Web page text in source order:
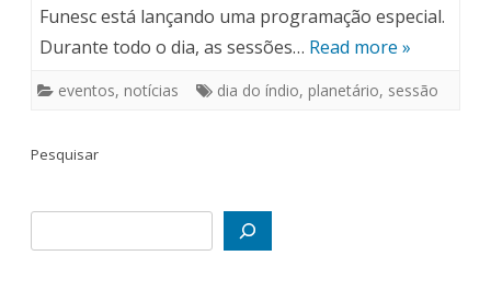
Funesc está lançando uma programação especial.
Durante todo o dia, as sessões… Read more »
eventos, notícias dia do índio, planetário, sessão
Pesquisar